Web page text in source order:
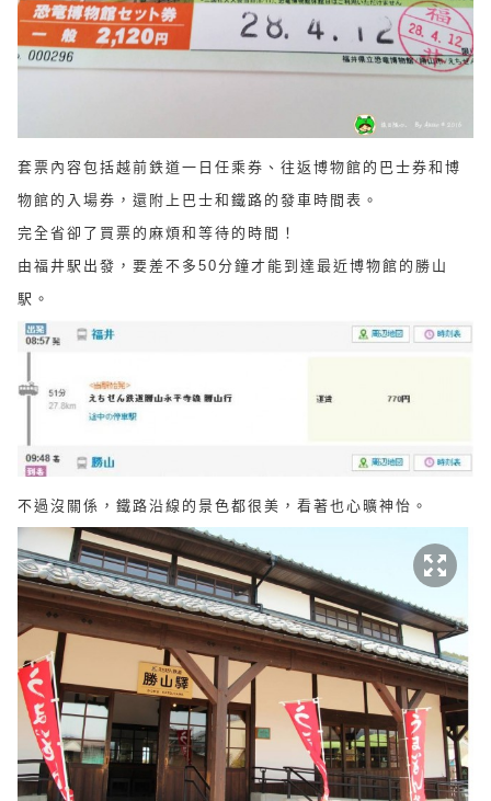
套票內容包括越前鉄道一日任乘券、往返博物館的巴士券和博
物館的入場券，還附上巴士和鐵路的發車時間表。
完全省卻了買票的麻煩和等待的時間！
由福井駅出發，要差不多50分鐘才能到達最近博物館的勝山
駅。
不過沒關係，鐵路沿線的景色都很美，看著也心曠神怡。